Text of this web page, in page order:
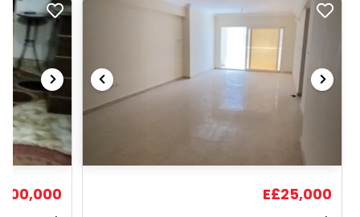
E£25,000